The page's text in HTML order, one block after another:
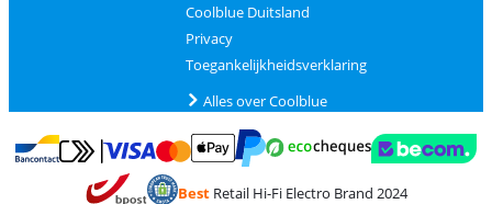
Coolblue Duitsland
Privacy
Toegankelijkheidsverklaring
Alles over Coolblue
Betalen met Bancontact
Betalen met MasterCard en Visa via ClickToPay
BestRetail Hi-Fi Electro Brand 2024